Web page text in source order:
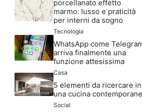
porcellanato effetto
marmo: lusso e praticità
per interni da sogno
Tecnologia
WhatsApp come
arriva finalmente una
funzione attesissima
Casa
5 elementi da ricercare in
una cucina
Social